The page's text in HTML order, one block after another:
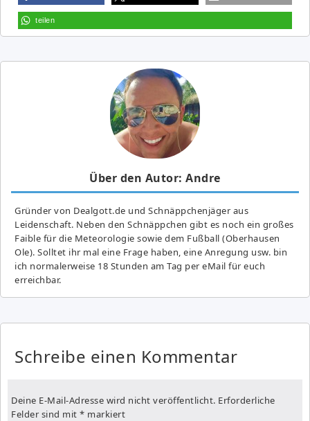
teilen
Über den Autor: Andre
Gründer von Dealgott.de und Schnäppchenjäger aus
Leidenschaft. Neben den Schnäppchen gibt es noch ein großes
Fai­ble für die Meteorologie sowie dem Fußball (Oberhausen
Ole). Solltet ihr mal eine Frage haben, eine Anregung usw. bin
ich normalerweise 18 Stunden am Tag per eMail für euch
erreichbar.
Schreibe einen Kommentar
Deine E-Mail-Adresse wird nicht veröffentlicht. Erforderliche
Felder sind mit * markiert